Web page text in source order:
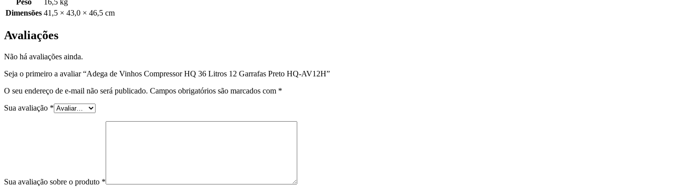
Dimensões 41,5 × 43,0 × 46,5 cm
Avaliações
Não há avaliações ainda.
Seja o primeiro a avaliar “Adega de Vinhos Compressor HQ 36 Litros 12 Garrafas Preto HQ-AV12H”
O seu endereço de e-mail não será publicado. Campos obrigatórios são marcados com *
Sua avaliação *
Sua avaliação sobre o produto *